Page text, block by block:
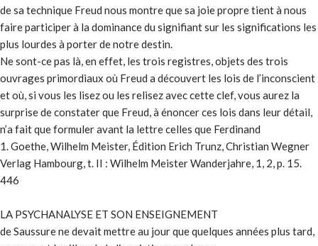
de sa technique Freud nous montre que sa joie propre tient à nous
faire participer à la dominance du signifiant sur les significations les
plus lourdes à porter de notre destin.
Ne sont-ce pas là, en effet, les trois registres, objets des trois
ouvrages primordiaux où Freud a découvert les lois de l’inconscient
et où, si vous les lisez ou les relisez avec cette clef, vous aurez la
surprise de constater que Freud, à énoncer ces lois dans leur détail,
n’a fait que formuler avant la lettre celles que Ferdinand
1. Goethe, Wilhelm Meister, Édition Erich Trunz, Christian Wegner
Verlag Hambourg, t. II : Wilhelm Meister Wanderjahre, 1, 2, p. 15.
446
LA PSYCHANALYSE ET SON ENSEIGNEMENT
de Saussure ne devait mettre au jour que quelques années plus tard,